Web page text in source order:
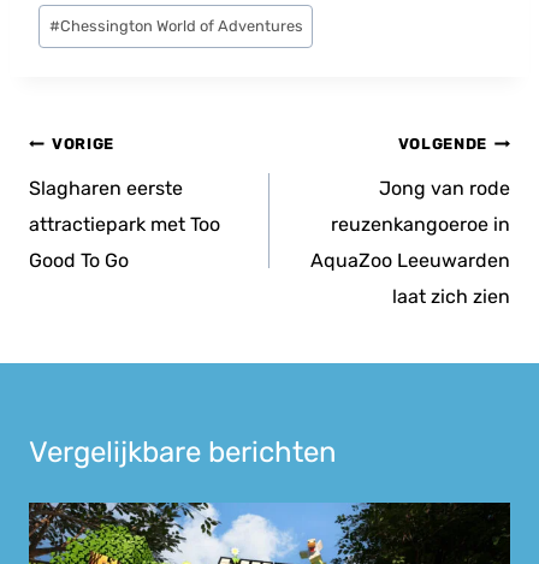
Bericht
tags:
#Chessington World of Adventures
Bericht
navigatie
VORIGE
Slagharen eerste
attractiepark met Too
Good To Go
VOLGENDE
Jong van rode
reuzenkangoeroe in
AquaZoo Leeuwarden
laat zich zien
Vergelijkbare berichten